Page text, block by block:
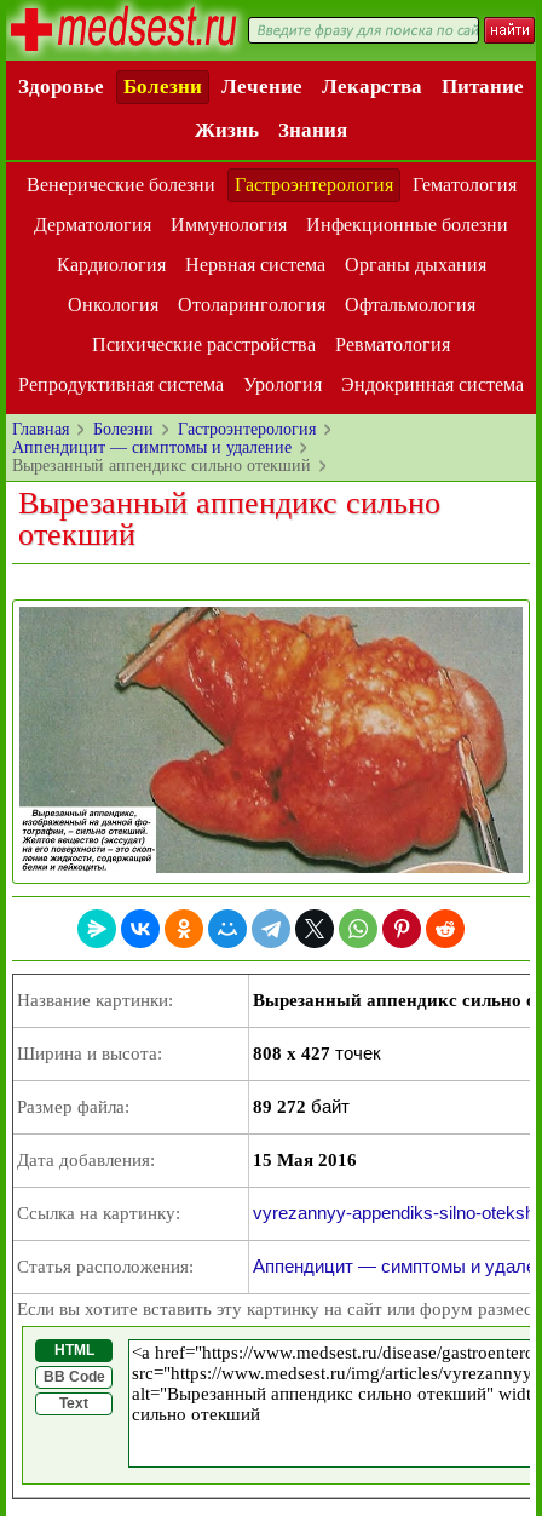
Здоровье Болезни Лечение Лекарства
Питание
Жизнь
Знания
Венерические болезни Гастроэнтерология
Гематология
Дерматология
Иммунология
Инфекционные болезни
Кардиология
Нервная система
Органы дыхания
Онкология
Отоларингология
Офтальмология
Психические расстройства
Ревматология
Репродуктивная система
Урология Эндокринная система
Главная Болезни
Гастроэнтерология
Аппендицит — симптомы и удаление
Вырезанный аппендикс сильно отекший
Вырезанный аппендикс сильно
отекший
Название картинки: Вырезанный аппендикс сильно
Ширина и высота: 808 x 427 точек
Размер файла: 89 272 байт
Дата добавления: 15 Мая 2016
Ссылка на картинку: vyrezannyy-appendiks-silno-
Статья расположения: Аппендицит — симптомы и
Если вы хотите вставить эту картинку на сайт или форум
HTML
BB Code
Text